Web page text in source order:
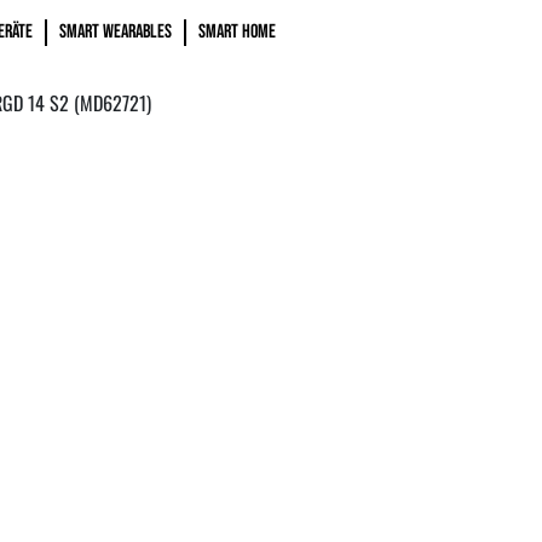
SMART WEARABLES SMART HOME
14 S2 (MD62721)